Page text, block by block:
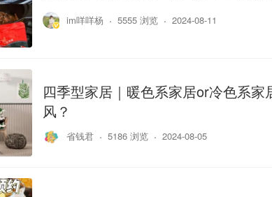
im咩咩杨 5555 浏览 2024-08-11
四季型家居｜暖色系家居or冷色系
风？
省钱君 5186 浏览 2024-08-05